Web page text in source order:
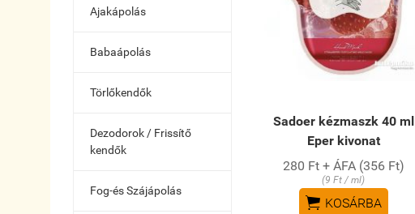
Ajakápolás
Babaápolás
Törlőkendők
Dezodorok / Frissítő
kendők
Fog-és Szájápolás
Sadoer kézmaszk 40 ml
Eper kivonat
280 Ft + ÁFA (356 Ft)
(9 Ft / ml)
 KOSÁRBA